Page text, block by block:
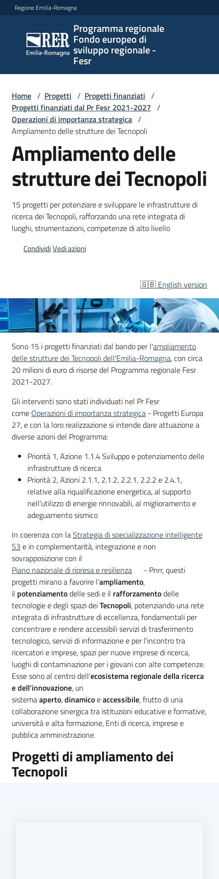
Vai al contenuto
Vai alla navigazione
Vai al footer
Regione Emilia-Romagna
Programma regionale
Fondo europeo di
sviluppo regionale -
Fesr
Programma
regionale
Fondo
europeo di
regionale -
Fesr
Novità
e
strategie
Opportunità
attività
Menu selezionato
Servizi
Comunicazione
e
partecipazione
Seguici
Home / Progetti / Progetti finanziati /
Progetti finanziati dal Pr Fesr 2021-2027 /
Operazioni di importanza strategica /
Ampliamento delle strutture dei Tecnopoli
Ampliamento delle
strutture dei Tecnopoli
15 progetti per potenziare e sviluppare le infrastrutture di
ricerca dei Tecnopoli, rafforzando una rete integrata di
luoghi, strumentazioni, competenze di alto livello
CondividiVedi azioni
🇬🇧 English version
Sono 15 i progetti finanziati dal bando per l'ampliamento
delle strutture dei Tecnopoli dell'Emilia-Romagna, con circa
20 milioni di euro di risorse del Programma regionale Fesr
2021-2027.
Gli interventi sono stati individuati nel Pr Fesr
come Operazioni di importanza strategica - Progetti Europa
27, e con la loro realizzazione si intende dare attuazione a
diverse azioni del Programma:
Priorità 1, Azione 1.1.4 Sviluppo e potenziamento delle
infrastrutture di ricerca
Priorità 2, Azioni 2.1.1, 2.1.2, 2.2.1, 2.2.2 e 2.4.1,
relative alla riqualificazione energetica, al supporto
nell'utilizzo di energie rinnovabili, al miglioramento e
adeguamento sismico
In coerenza con laStrategia di specializzazione intelligente
S3 e in complementarità, integrazione e non
sovrapposizione con il
Piano nazionale di ripresa e resilienza
- Pnrr, questi
progetti mirano a favorire l’ampliamento,
il potenziamentodelle sedi e il rafforzamentodelle
tecnologie e degli spazi deiTecnopoli, potenziando una rete
integrata di infrastrutture di eccellenza, fondamentali per
concentrare e rendere accessibili servizi di trasferimento
tecnologico, servizi di informazione e per l’incontro tra
ricercatori e imprese, spazi per nuove imprese di ricerca,
luoghi di contaminazione per i giovani con alte competenze.
Esse sono al centro dell'ecosistema regionale della ricerca
e dell’innovazione, un
sistemaaperto,dinamicoeaccessibile, frutto di una
collaborazione sinergica tra istituzioni educative e formative,
università e alta formazione, Enti di ricerca, imprese e
pubblica amministrazione.
Progetti di ampliamento dei
Tecnopoli